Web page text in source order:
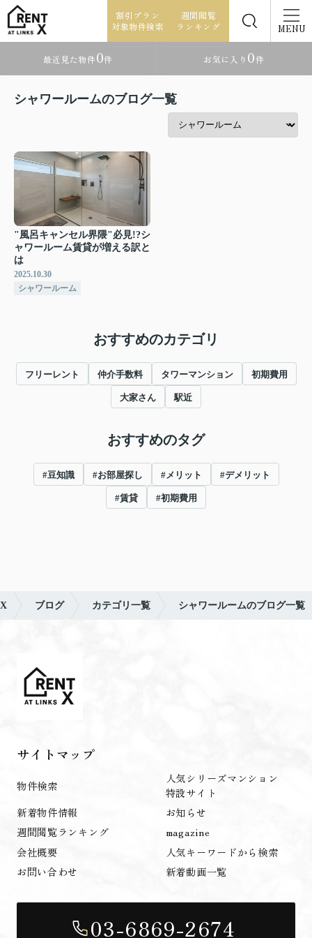
割引プラン
対象物件検索
週間閲覧
ランキング
MENU
最近見た物件0件 お気に入り 0件
シャワールームのブログ一覧
"風呂キャンセル界隈"必見!?シ
ャワールーム賃貸が増える訳と
は
2025.10.30
シャワールーム
おすすめのカテゴリ
フリーレント 仲介手数料 タワーマンション 初期費用
大家さん 駅近
おすすめのタグ
#豆知識 #お部屋探し #メリット #デメリット
#賃貸 #初期費用
ブログ カテゴリ一覧 シャワールームのブログ一覧
サイトマップ
物件検索
人気シリーズマンション
特設サイト
新着物件情報
お知らせ
週間閲覧ランキング
magazine
会社概要
人気キーワードから検索
お問い合わせ
新着動画一覧
03-6869-2674